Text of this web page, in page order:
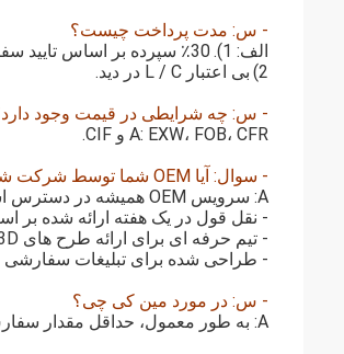
- س: مدت پرداخت چیست؟
الف: 1).
30٪ سپرده بر اساس تایید سفارش، تعادل در برابر B / L نسخه.
2) بی اعتبار L / C در دید.
- س: چه شرایطی در قیمت وجود
A: EXW، FOB، CFR و CIF.
- سوال: آیا OEM شما توسط شرکت شما در دسترس است؟
A: سرویس OEM همیشه در دسترس است.
- نقل قول در یک هفته ارائه شده
- تیم حرفه ای برای ارائه طرح های 3D و طراحی محصولات، هزینه رایگان برای طرح.
- طراحی شده برای تبلیغات سفارشی
- س: در مورد مین کی چی؟
A: به طور معمول، حداقل مقدار سفارش، ظرف 1X20GP است.